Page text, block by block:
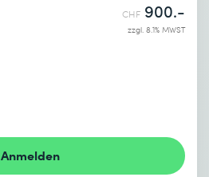
CHF 900.-
zzgl. 8.1% MWST
Anmelden